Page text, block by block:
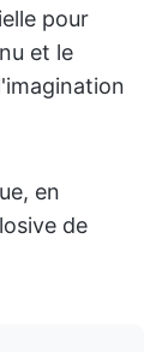
pour
et le
en
de